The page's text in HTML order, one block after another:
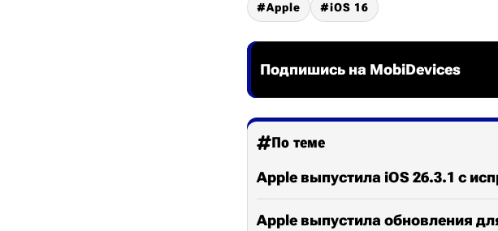
Apple iOS 16
Подпишись на MobiDevices
По теме
Apple выпустила iOS 26.3.1 с
Apple выпустила обновления